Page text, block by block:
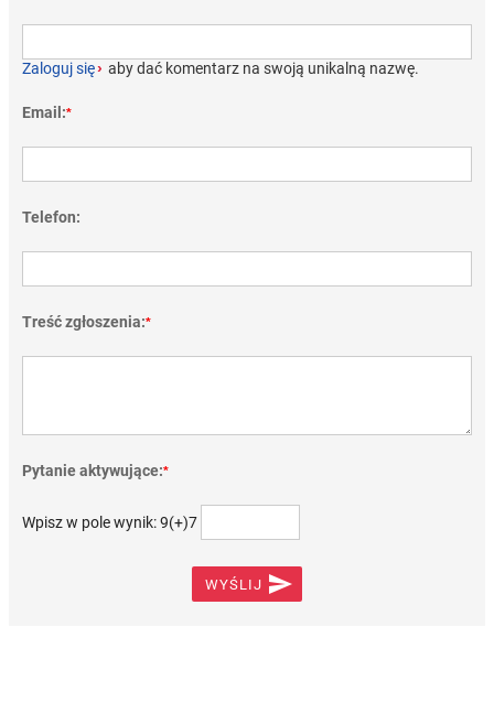
Zaloguj się› aby dać komentarz na swoją unikalną nazwę.
Email:*
Telefon:
Treść zgłoszenia:*
Pytanie aktywujące:*
Wpisz w pole wynik: 9(+)7
WYŚLIJ 